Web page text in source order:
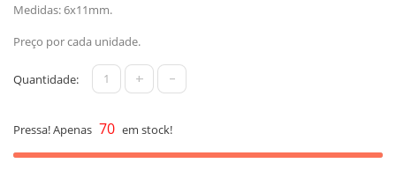
Medidas: 6x11mm.
Preço por cada unidade.
Quantidade: + -
Pressa! Apenas 70 em stock!